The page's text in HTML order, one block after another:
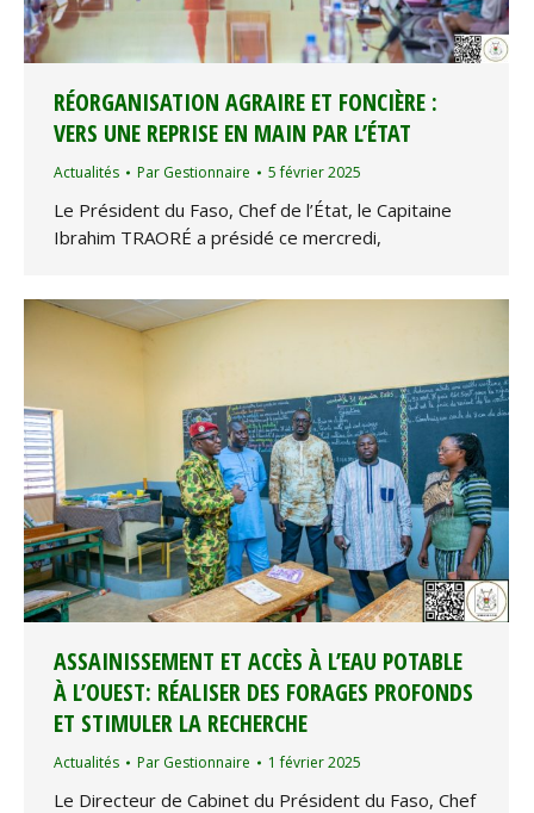
RÉORGANISATION AGRAIRE ET FONCIÈRE :
VERS UNE REPRISE EN MAIN PAR L’ÉTAT
Actualités Par Gestionnaire 5 février 2025
Le Président du Faso, Chef de l’État, le Capitaine
Ibrahim TRAORÉ a présidé ce mercredi,
ASSAINISSEMENT ET ACCÈS À L’EAU POTABLE
À L’OUEST: RÉALISER DES FORAGES PROFONDS
ET STIMULER LA RECHERCHE
Actualités Par Gestionnaire 1 février 2025
Le Directeur de Cabinet du Président du Faso, Chef